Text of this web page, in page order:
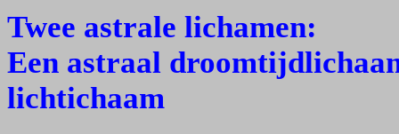
Twee astrale lichamen:
Een astraal
lichtichaam